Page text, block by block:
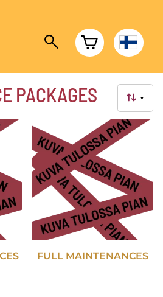
▼
PACKAGES
FULL MAINTENANCES